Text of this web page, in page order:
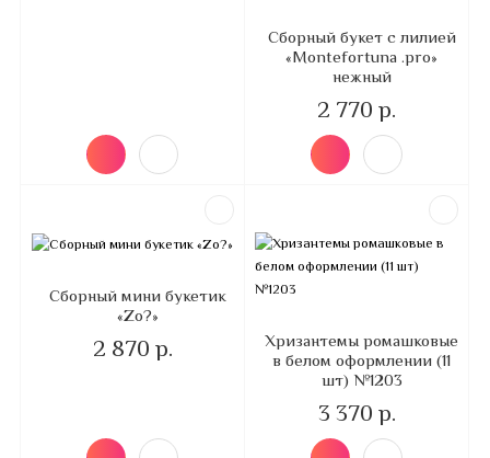
Сборный букет с лилией
«Montefortuna .pro»
нежный
2 770 р.
Сборный мини букетик
«Zo?»
2 870 р.
Хризантемы ромашковые
в белом оформлении (11
шт) №1203
3 370 р.